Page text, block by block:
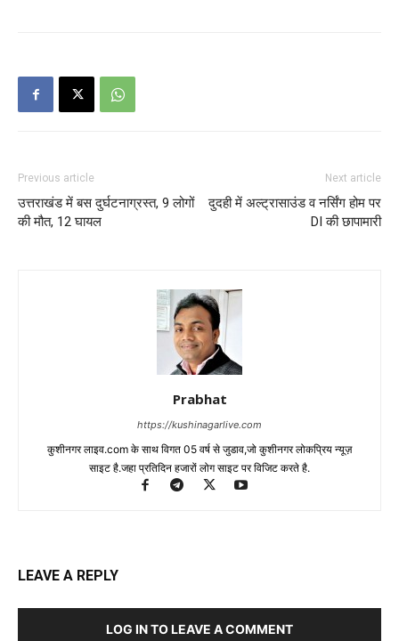
Previous article
उत्तराखंड में बस दुर्घटनाग्रस्‍त, 9 लोगों
की मौत, 12 घायल
Next article
दुदही में अल्ट्रासाउंड व नर्सिंग होम पर
DI की छापामारी
Prabhat
https://kushinagarlive.com
कुशीनगर लाइव.com के साथ विगत 05 वर्ष से जुडाव,जो कुशीनगर लोकप्रिय न्यूज़
साइट है.जहा प्रतिदिन हजारों लोग साइट पर विजिट करते है.
LEAVE A REPLY
LOG IN TO LEAVE A COMMENT